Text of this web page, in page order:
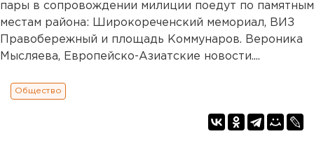
пары в сопровождении милиции поедут по памятным
местам района: Широкореченский мемориал, ВИЗ
Правобережный и площадь Коммунаров. Вероника
Мысляева, Европейско-Азиатские новости....
Общество